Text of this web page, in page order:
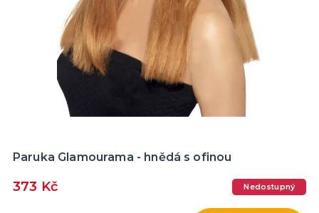
Paruka Glamourama - hnědá s ofinou
373 Kč Nedostupný